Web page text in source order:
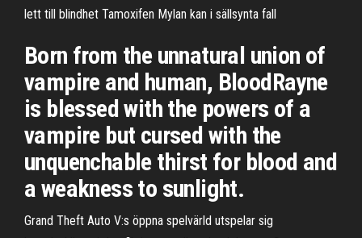
lett till blindhet Tamoxifen Mylan kan i sällsynta fall
Born from the unnatural union of
vampire and human, BloodRayne
is blessed with the powers of a
vampire but cursed with the
unquenchable thirst for blood and
a weakness to sunlight.
Grand Theft Auto V:s öppna spelvärld utspelar sig